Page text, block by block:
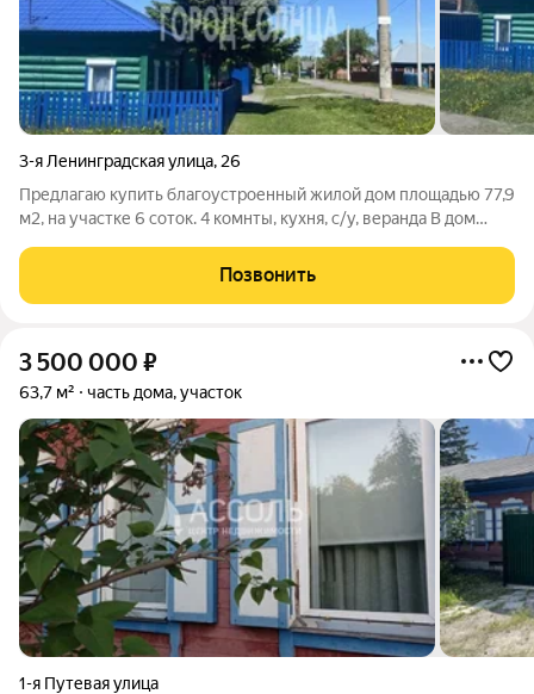
3-я Ленинградская улица, 26
Предлагаю купить благоустроенный жилой дом площадью 77,9
м2, на участке 6 соток. 4 комнты, кухня, с/у, веранда В дом
прямоугольной формы
Позвонить
3 500 000 ₽
63,7 м² часть дома, участок
1-я Путевая улица